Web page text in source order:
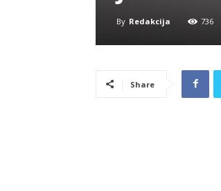
By Redakcija 736
Share